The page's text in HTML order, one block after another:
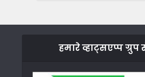
हमारे व्हाट्सएप्प